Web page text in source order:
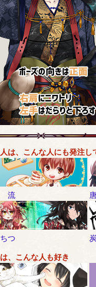
は、こんな人にも発注し
流
つ
、こんな人も好き